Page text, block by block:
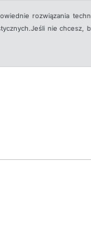
rozwiązania
nie chcesz,